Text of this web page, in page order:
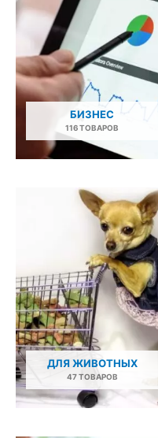
БИЗНЕС
116 ТОВАРОВ
ДЛЯ ЖИВОТНЫХ
47 ТОВАРОВ